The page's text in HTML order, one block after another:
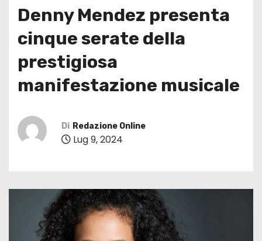
Denny Mendez presenta
cinque serate della
prestigiosa
manifestazione musicale
Di Redazione Online
Lug 9, 2024